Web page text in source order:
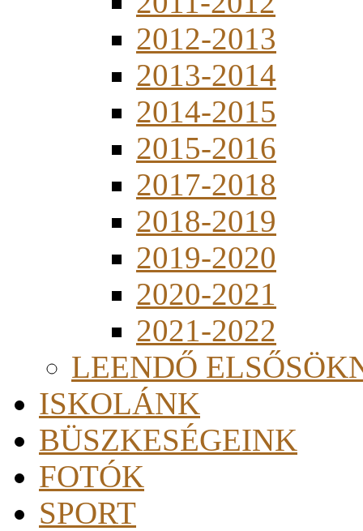
2012-2013
2013-2014
2014-2015
2015-2016
2017-2018
2018-2019
2019-2020
2020-2021
2021-2022
LEENDŐ
ISKOLÁNK
BÜSZKESÉGEINK
FOTÓK
SPORT